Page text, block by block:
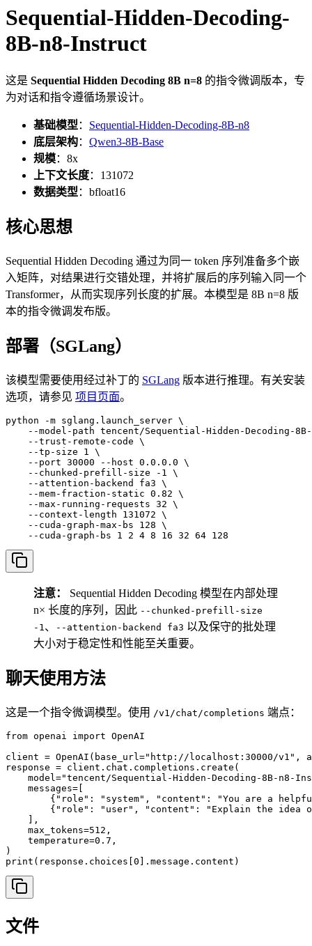
Sequential-Hidden-Decoding-
8B-n8-Instruct
这是 Sequential Hidden Decoding 8B n=8 的指令微调版本，专
为对话和指令遵循场景设计。
基础模型： Sequential-Hidden-Decoding-8B-n8
底层架构： Qwen3-8B-Base
规模：8x
上下文长度：131072
数据类型：bfloat16
核心思想
Sequential Hidden Decoding 通过为同一 token 序列准备多个嵌
入矩阵，对结果进行交错处理，并将扩展后的序列输入同一个
Transformer，从而实现序列长度的扩展。本模型是 8B n=8 版
本的指令微调发布版。
部署（SGLang）
该模型需要使用经过补丁的 SGLang 版本进行推理。有关安装
选项，请参见 项目页面。
python -m sglang.launch_server \
--model-path tencent/Sequential-Hidden-Decoding-
    --trust-remote-code \
    --tp-size 1 \
    --port 30000 --host 0.0.0.0 \
    --chunked-prefill-size -1 \
    --attention-backend fa3 \
    --mem-fraction-static 0.82 \
    --max-running-requests 32 \
    --context-length 131072 \
    --cuda-graph-max-bs 128 \
    --cuda-graph-bs 1 2 4 8 16 32 64 128
注意：
Sequential Hidden Decoding 模型在内部处理
n× 长度的序列，因此 --chunked-prefill-size
-1、 --attention-backend fa3 以及保守的批处理
大小对于稳定性和性能至关重要。
聊天使用方法
这是一个指令微调模型。使用 /v1/chat/completions 端点：
from openai import OpenAI
client = OpenAI(base_url="http://localhost:30000/v1",
response = client.chat.completions.create(
model="tencent/Sequential-Hidden-Decoding-8B-n8-
    messages=[
{"role": "system", "content": "You are a
{"role": "user", "content": "Explain the idea
    ],
    max_tokens=512,
    temperature=0.7,
)
print(response.choices[0].message.content)
文件